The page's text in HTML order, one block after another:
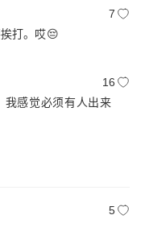
7
打。哎😔
16
我感觉必须有人出来
5